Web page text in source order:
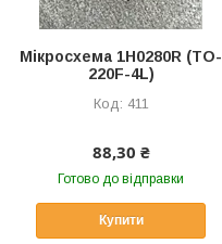
Мікросхема 1H0280R (TO-
220F-4L)
411
88,30 ₴
Готово до відправки
Купити